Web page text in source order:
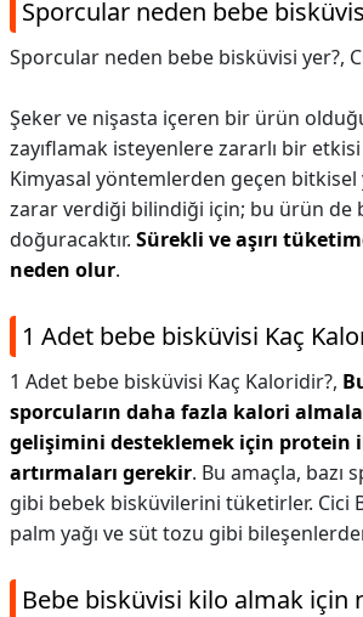
Sporcular neden bebe
Sporcular neden bebe bisküvisi yer?,
Şeker ve nişasta içeren bir ürün
zayıflamak isteyenlere zararlı bir
Kimyasal yöntemlerden geçen bitkisel
zarar verdiği bilindiği için; bu ürün de
doğuracaktır. Sürekli ve aşırı
neden olur.
1 Adet bebe bisküvisi Kaç
1 Adet bebe bisküvisi Kaç Kaloridir?,
sporcuların daha fazla kalori
gelişimini desteklemek için protein
artırmaları gerekir. Bu amaçla, bazı
gibi bebek bisküvilerini tüketirler. Cici
palm yağı ve süt tozu gibi
Bebe bisküvisi kilo almak için